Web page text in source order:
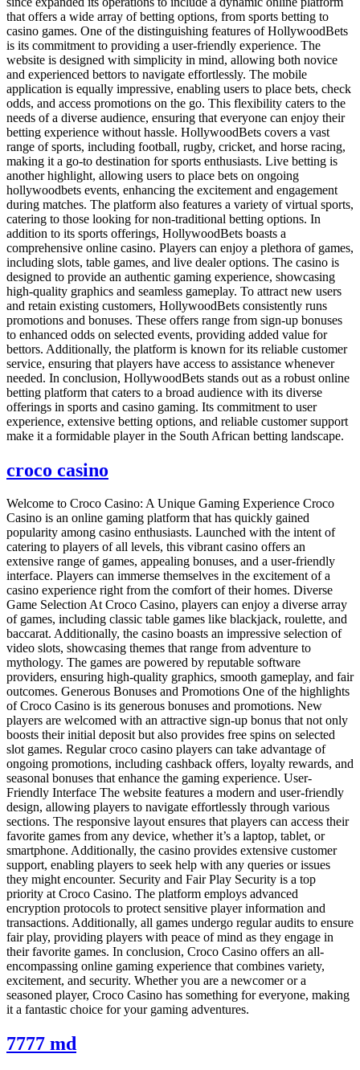
that offers a wide array of betting options, from sports betting to
casino games. One of the distinguishing features of HollywoodBets
is its commitment to providing a user-friendly experience. The
website is designed with simplicity in mind, allowing both novice
and experienced bettors to navigate effortlessly. The mobile
application is equally impressive, enabling users to place bets, check
odds, and access promotions on the go. This flexibility caters to the
needs of a diverse audience, ensuring that everyone can enjoy their
betting experience without hassle. HollywoodBets covers a vast
range of sports, including football, rugby, cricket, and horse racing,
making it a go-to destination for sports enthusiasts. Live betting is
another highlight, allowing users to place bets on ongoing
hollywoodbets events, enhancing the excitement and engagement
during matches. The platform also features a variety of virtual sports,
catering to those looking for non-traditional betting options. In
addition to its sports offerings, HollywoodBets boasts a
comprehensive online casino. Players can enjoy a plethora of games,
including slots, table games, and live dealer options. The casino is
designed to provide an authentic gaming experience, showcasing
high-quality graphics and seamless gameplay. To attract new users
and retain existing customers, HollywoodBets consistently runs
promotions and bonuses. These offers range from sign-up bonuses
to enhanced odds on selected events, providing added value for
bettors. Additionally, the platform is known for its reliable customer
service, ensuring that players have access to assistance whenever
needed. In conclusion, HollywoodBets stands out as a robust online
betting platform that caters to a broad audience with its diverse
offerings in sports and casino gaming. Its commitment to user
experience, extensive betting options, and reliable customer support
make it a formidable player in the South African betting landscape.
croco casino
Welcome to Croco Casino: A Unique Gaming Experience Croco
Casino is an online gaming platform that has quickly gained
popularity among casino enthusiasts. Launched with the intent of
catering to players of all levels, this vibrant casino offers an
extensive range of games, appealing bonuses, and a user-friendly
interface. Players can immerse themselves in the excitement of a
casino experience right from the comfort of their homes. Diverse
Game Selection At Croco Casino, players can enjoy a diverse array
of games, including classic table games like blackjack, roulette, and
baccarat. Additionally, the casino boasts an impressive selection of
video slots, showcasing themes that range from adventure to
mythology. The games are powered by reputable software
providers, ensuring high-quality graphics, smooth gameplay, and fair
outcomes. Generous Bonuses and Promotions One of the highlights
of Croco Casino is its generous bonuses and promotions. New
players are welcomed with an attractive sign-up bonus that not only
boosts their initial deposit but also provides free spins on selected
slot games. Regular croco casino players can take advantage of
ongoing promotions, including cashback offers, loyalty rewards, and
seasonal bonuses that enhance the gaming experience. User-
Friendly Interface The website features a modern and user-friendly
design, allowing players to navigate effortlessly through various
sections. The responsive layout ensures that players can access their
favorite games from any device, whether it’s a laptop, tablet, or
smartphone. Additionally, the casino provides extensive customer
support, enabling players to seek help with any queries or issues
they might encounter. Security and Fair Play Security is a top
priority at Croco Casino. The platform employs advanced
encryption protocols to protect sensitive player information and
transactions. Additionally, all games undergo regular audits to ensure
fair play, providing players with peace of mind as they engage in
their favorite games. In conclusion, Croco Casino offers an all-
encompassing online gaming experience that combines variety,
excitement, and security. Whether you are a newcomer or a
seasoned player, Croco Casino has something for everyone, making
it a fantastic choice for your gaming adventures.
7777 md